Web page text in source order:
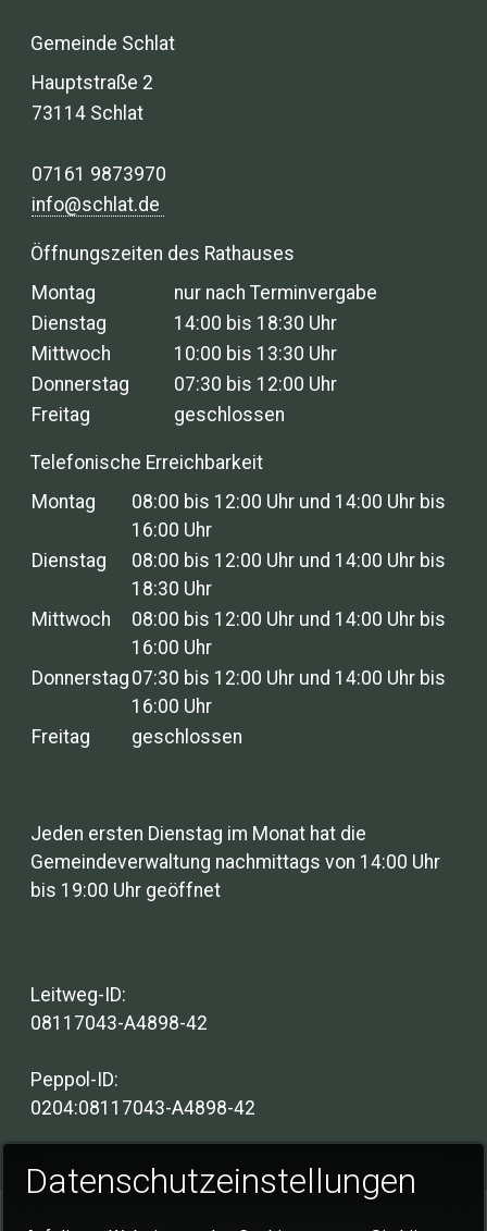
Gemeinde Schlat
Hauptstraße 2
73114 Schlat
07161 9873970
info@schlat.de
Öffnungszeiten des Rathauses
Montag
nur nach Terminvergabe
Dienstag
14:00 bis 18:30 Uhr
Mittwoch
10:00 bis 13:30 Uhr
Donnerstag
07:30 bis 12:00 Uhr
Freitag
geschlossen
Telefonische Erreichbarkeit
Montag
08:00 bis 12:00 Uhr und 14:00 Uhr bis
16:00 Uhr
Dienstag
08:00 bis 12:00 Uhr und 14:00 Uhr bis
18:30 Uhr
Mittwoch
08:00 bis 12:00 Uhr und 14:00 Uhr bis
16:00 Uhr
Donnerstag 07:30 bis 12:00 Uhr und 14:00 Uhr bis
16:00 Uhr
Freitag
geschlossen
Jeden ersten Dienstag im Monat hat die
Gemeindeverwaltung nachmittags von 14:00 Uhr
bis 19:00 Uhr geöffnet
Leitweg-ID:
08117043-A4898-42
Peppol-ID:
0204:08117043-A4898-42
Datenschutzeinstellungen